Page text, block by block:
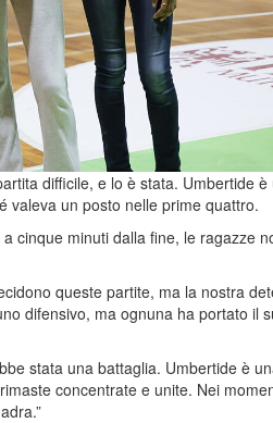
difficile, e lo è stata. Umbertide è
valeva un posto nelle prime quattro.
cinque minuti dalla fine, le ragazze
queste partite, ma la nostra
difensivo, ma ognuna ha portato il
stata una battaglia. Umbertide è
concentrate e unite. Nei